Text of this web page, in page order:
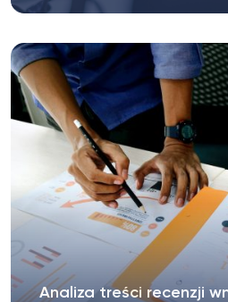
Analiza treści recenzji